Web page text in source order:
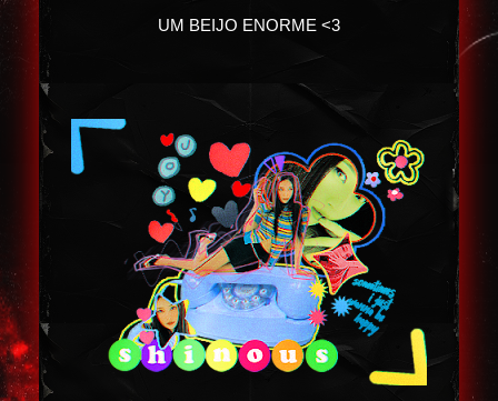
UM BEIJO ENORME <3